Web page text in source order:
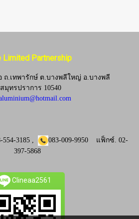
Limited Partnership
ถ.เทพารักษ์ ต.บางพลีใหญ่ อ.บางพลี
สมุทรปราการ 10540
554-3185 , 083-009-9950 แฟ็กซ์. 02-
397-5868
Clineaa2561